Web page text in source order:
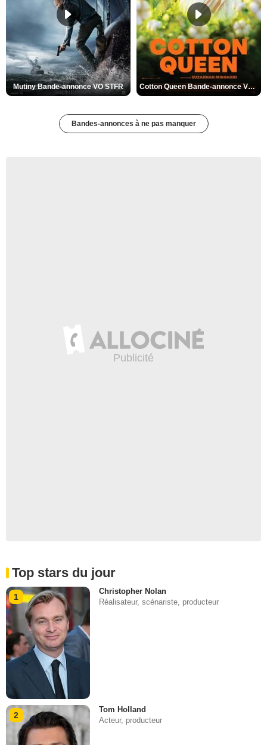
Mutiny Bande-annonce VO STFR Cotton Queen Bande-annonce VO STFR
Bandes-annonces à ne pas manquer
Top stars du jour
1
Christopher Nolan
Réalisateur, scénariste, producteur
2
Tom Holland
Acteur, producteur